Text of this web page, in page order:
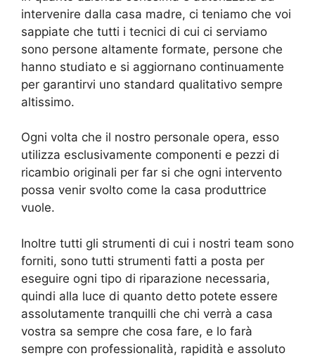
intervenire dalla casa madre, ci teniamo che voi
sappiate che tutti i tecnici di cui ci serviamo
sono persone altamente formate, persone che
hanno studiato e si aggiornano continuamente
per garantirvi uno standard qualitativo sempre
altissimo.
Ogni volta che il nostro personale opera, esso
utilizza esclusivamente componenti e pezzi di
ricambio originali per far si che ogni intervento
possa venir svolto come la casa produttrice
vuole.
Inoltre tutti gli strumenti di cui i nostri team sono
forniti, sono tutti strumenti fatti a posta per
eseguire ogni tipo di riparazione necessaria,
quindi alla luce di quanto detto potete essere
assolutamente tranquilli che chi verrà a casa
vostra sa sempre che cosa fare, e lo farà
sempre con professionalità, rapidità e assoluto